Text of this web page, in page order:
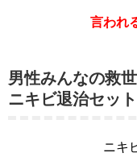
言われ
男性みんなの救
ニキビ退治セッ
ニキ